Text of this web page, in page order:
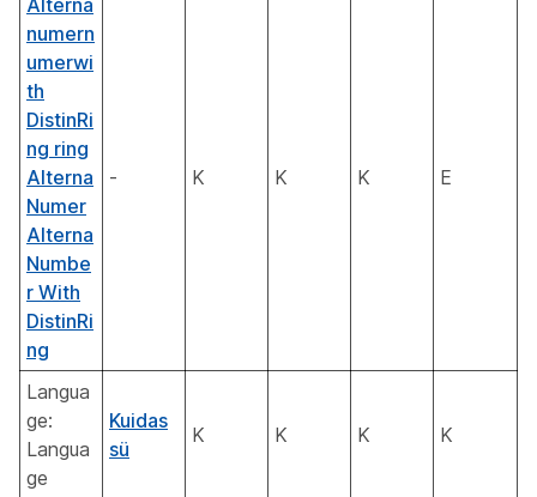
Alterna
numern
umerwi
th
DistinRi
ng ring
Alterna
Numer
Alterna
Numbe
r With
DistinRi
ng
- K K K E
Langua
ge:
Langua
ge
Kuidas
sü
K K K K